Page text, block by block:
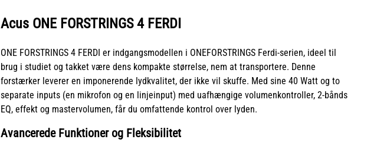
Acus ONE FORSTRINGS 4 FERDI
ONE FORSTRINGS 4 FERDI er indgangsmodellen i ONEFORSTRINGS Ferdi-serien, ideel til
brug i studiet og takket være dens kompakte størrelse, nem at transportere. Denne
forstærker leverer en imponerende lydkvalitet, der ikke vil skuffe. Med sine 40 Watt og to
separate inputs (en mikrofon og en linjeinput) med uafhængige volumenkontroller, 2-bånds
EQ, effekt og mastervolumen, får du omfattende kontrol over lyden.
Avancerede Funktioner og Fleksibilitet